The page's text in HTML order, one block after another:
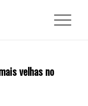
velhas no